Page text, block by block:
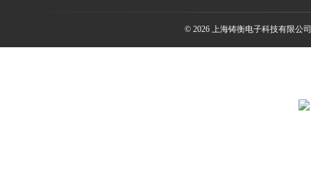
© 2026 上海铸衡电子科技有限公